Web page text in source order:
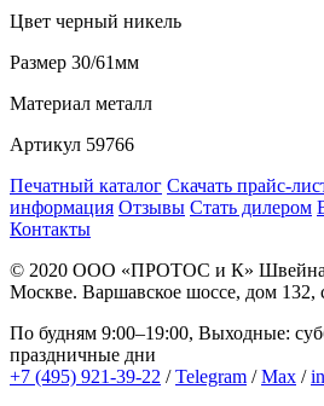
Цвет черный никель
Размер 30/61мм
Материал металл
Артикул 59766
Печатный каталог Скачать прайс-
информация Отзывы Стать дилером
Контакты
© 2020 ООО «ПРОТОС и К»
Москве. Варшавское шоссе, дом 132,
По будням 9:00–19:00, Выходные:
праздничные дни
+7 (495) 921-39-22 /Telegram /Max /